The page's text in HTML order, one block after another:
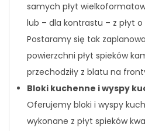
samych płyt
lub – dla kontrastu – z płyt
Postaramy się tak
powierzchni płyt spieków
przechodziły z blatu na
Bloki kuchenne i wyspy
Oferujemy bloki i wyspy
wykonane z płyt spieków